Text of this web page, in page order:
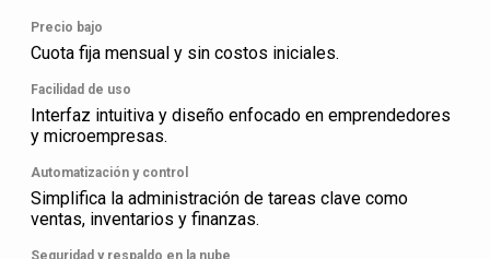
Precio bajo
Cuota fija mensual y sin costos iniciales.
Facilidad de uso
Interfaz intuitiva y diseño enfocado en emprendedores
y microempresas.
Automatización y control
Simplifica la administración de tareas clave como
ventas, inventarios y finanzas.
Seguridad y respaldo en la nube